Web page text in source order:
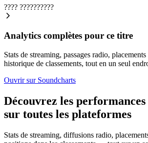
???? ??????????
Analytics complètes pour ce titre
Stats de streaming, passages radio,
historique de classements, tout en un seul
Ouvrir sur Soundcharts
Découvrez les
sur toutes les plateformes
Stats de streaming, diffusions radio,